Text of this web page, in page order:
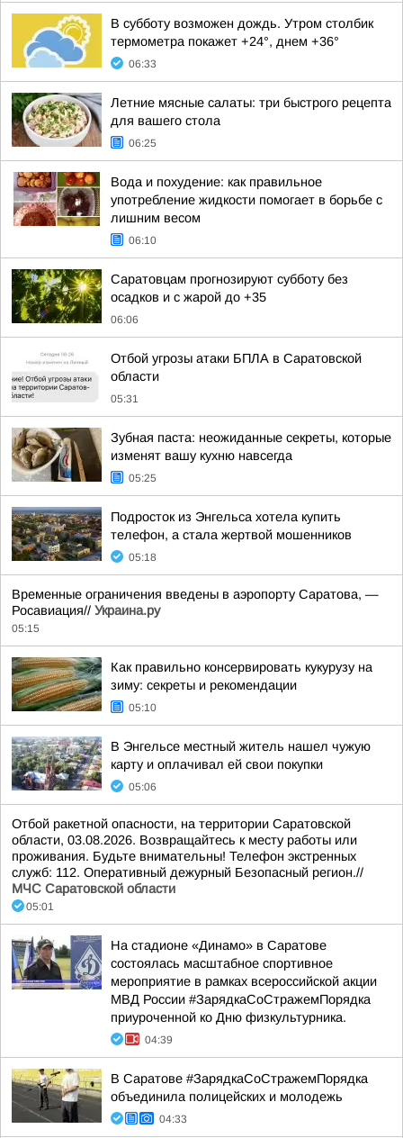
В субботу возможен дождь. Утром столбик
термометра покажет +24°, днем +36°
06:33
Летние мясные салаты: три быстрого рецепта
для вашего стола
06:25
Вода и похудение: как правильное
употребление жидкости помогает в борьбе с
лишним весом
06:10
Саратовцам прогнозируют субботу без
осадков и с жарой до +35
06:06
Отбой угрозы атаки БПЛА в Саратовской
области
05:31
Зубная паста: неожиданные секреты, которые
изменят вашу кухню навсегда
05:25
Подросток из Энгельса хотела купить
телефон, а стала жертвой мошенников
05:18
Временные ограничения введены в аэропорту Саратова, —
Росавиация// Украина.ру
05:15
Как правильно консервировать кукурузу на
зиму: секреты и рекомендации
05:10
В Энгельсе местный житель нашел чужую
карту и оплачивал ей свои покупки
05:06
Отбой ракетной опасности, на территории Саратовской
области, 03.08.2026. Возвращайтесь к месту работы или
проживания. Будьте внимательны! Телефон экстренных
служб: 112. Оперативный дежурный Безопасный регион.//
МЧС Саратовской области
05:01
На стадионе «Динамо» в Саратове
состоялась масштабное спортивное
мероприятие в рамках всероссийской акции
МВД России #ЗарядкаСоСтражемПорядка
приуроченной ко Дню физкультурника.
04:39
В Саратове #ЗарядкаСоСтражемПорядка
объединила полицейских и молодежь
04:33